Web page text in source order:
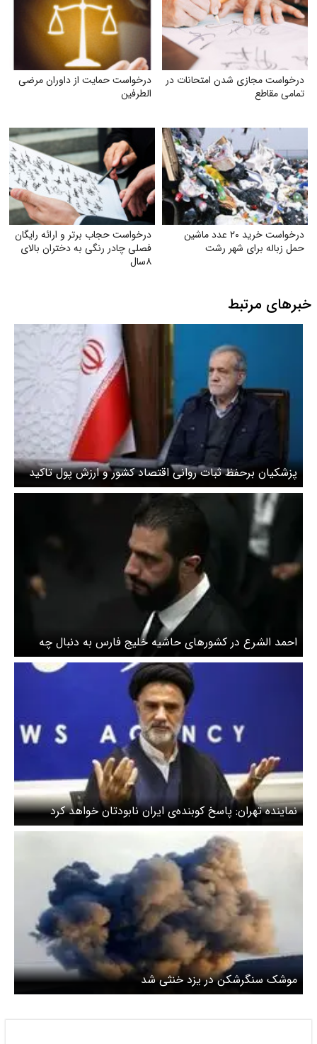
درخواست مجازی شدن امتحانات در
تمامی مقاطع
درخواست حمایت از داوران مرضی
الطرفین
درخواست خرید ۲۰ عدد ماشین
حمل زباله برای شهر رشت
درخواست حجاب برتر و ارائه رایگان
فصلی چادر رنگی به دختران بالای
۸سال
خبرهای مرتبط
پزشکیان برحفظ ثبات روانی اقتصاد کشور و ارزش پول تاکید
کرد/ وزرای اقتصادی گزارش دقیق از شرایط دادند
احمد الشرع در کشورهای حاشیه خلیج فارس به دنبال چه
بود؟
نماینده تهران: پاسخ کوبنده‌ی ایران نابودتان خواهد کرد
موشک سنگرشکن در یزد خنثی شد